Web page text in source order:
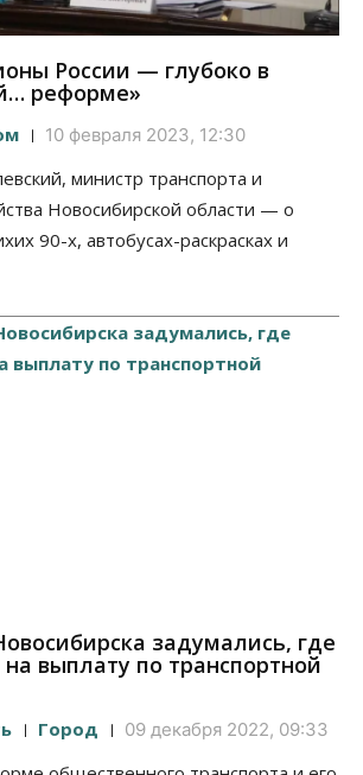
России — глубоко в
реформе»
10 февраля 2023, 12:30
министр транспорта и
Новосибирской области — о
90-х, автобусах-раскрасках и
задумались, где
выплату по транспортной
Город 09 декабря 2022, 09:33